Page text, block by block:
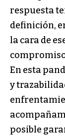
respuesta
definición,
la cara de
En esta
y
posible